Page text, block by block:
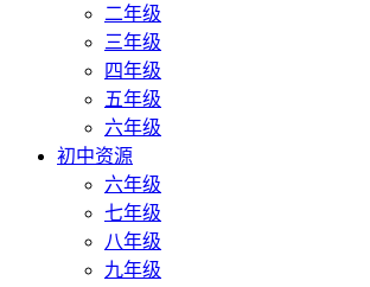
二年级
三年级
四年级
五年级
六年级
初中资源
六年级
七年级
八年级
九年级